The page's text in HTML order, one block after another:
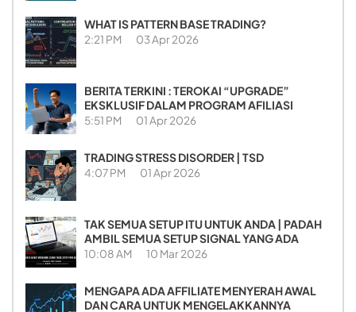
WHAT IS PATTERN BASE TRADING?
2:21 PM 03 Apr 2026
BERITA TERKINI : TEROKAI “UPGRADE”
EKSKLUSIF DALAM PROGRAM AFILIASI
5:51 PM 01 Apr 2026
TRADING STRESS DISORDER | TSD
4:07 PM 01 Apr 2026
TAK SEMUA SETUP ITU UNTUK ANDA | PADAH
AMBIL SEMUA SETUP SIGNAL YANG ADA
10:08 AM 10 Mar 2026
MENGAPA ADA AFFILIATE MENYERAH AWAL
DAN CARA UNTUK MENGELAKKANNYA